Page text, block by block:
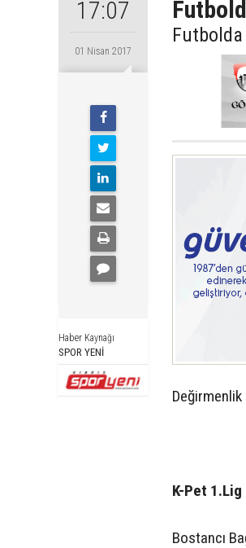
17:07
01 Nisan 2017
Haber Kaynağı
SPOR YENİ
K-Pet 1.Lig
Bostancı